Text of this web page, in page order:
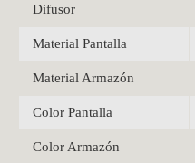
Difusor
Material Pantalla
Material Armazón
Color Pantalla
Color Armazón